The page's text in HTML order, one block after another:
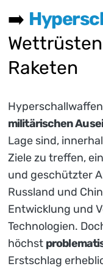
➡️
Raketen
militärischen
Lage sind,
Ziele zu treffen,
und geschützter
Russland und
Entwicklung und
Technologien.
höchst
Erstschlag